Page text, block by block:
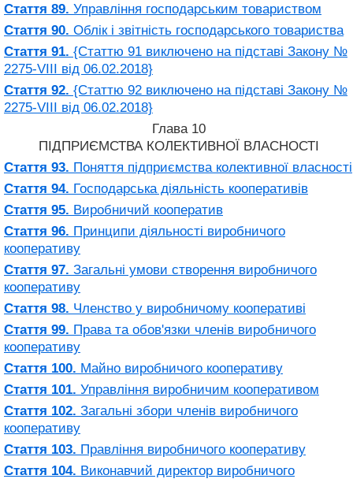
Стаття 89. Управління господарським товариством
Стаття 90. Облік і звітність господарського товариства
Стаття 91. {Статтю 91 виключено на підставі Закону №
2275-VIII від 06.02.2018}
Стаття 92. {Статтю 92 виключено на підставі Закону №
2275-VIII від 06.02.2018}
Глава 10
ПІДПРИЄМСТВА КОЛЕКТИВНОЇ ВЛАСНОСТІ
Стаття 93. Поняття підприємства колективної власності
Стаття 94. Господарська діяльність кооперативів
Стаття 95. Виробничий кооператив
Стаття 96. Принципи діяльності виробничого
кооперативу
Стаття 97. Загальні умови створення виробничого
кооперативу
Стаття 98. Членство у виробничому кооперативі
Стаття 99. Права та обов'язки членів виробничого
кооперативу
Стаття 100. Майно виробничого кооперативу
Стаття 101. Управління виробничим кооперативом
Стаття 102. Загальні збори членів виробничого
кооперативу
Стаття 103. Правління виробничого кооперативу
Стаття 104. Виконавчий директор виробничого